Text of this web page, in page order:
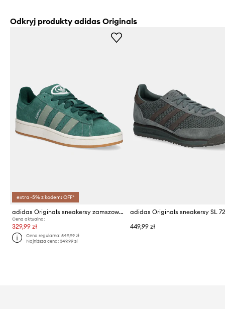
Odkryj produkty adidas Originals
extra -5% z kodem: OFF*
adidas Originals sneakersy zamszowe Campus 00s
Cena aktualna:
329,99 zł
Cena regularna:549,99 zł
Najniższa cena:349,99 zł
adidas Originals sneakersy SL
449,99 zł